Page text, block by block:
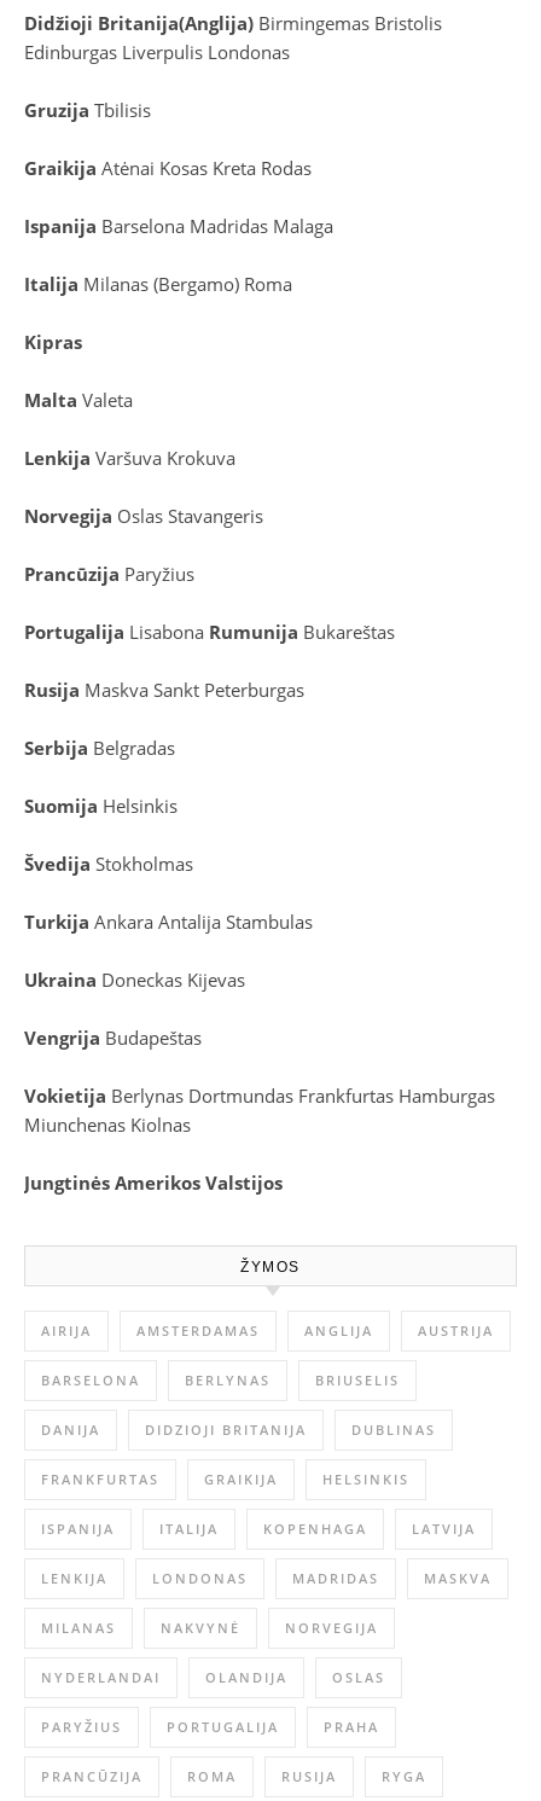
Didžioji Britanija(Anglija) Birmingemas Bristolis
Edinburgas Liverpulis Londonas
Gruzija Tbilisis
Graikija Atėnai Kosas Kreta Rodas
Ispanija Barselona Madridas Malaga
Italija Milanas (Bergamo) Roma
Kipras
Malta Valeta
Lenkija Varšuva Krokuva
Norvegija Oslas Stavangeris
Prancūzija Paryžius
Portugalija Lisabona Rumunija Bukareštas
Rusija Maskva Sankt Peterburgas
Serbija Belgradas
Suomija Helsinkis
Švedija Stokholmas
Turkija Ankara Antalija Stambulas
Ukraina Doneckas Kijevas
Vengrija Budapeštas
Vokietija Berlynas Dortmundas Frankfurtas Hamburgas
Miunchenas Kiolnas
Jungtinės Amerikos Valstijos
ŽYMOS
AIRIJA AMSTERDAMAS ANGLIJA AUSTRIJA
BARSELONA BERLYNAS BRIUSELIS
DANIJA DIDZIOJI BRITANIJA DUBLINAS
FRANKFURTAS GRAIKIJA HELSINKIS
ISPANIJA ITALIJA KOPENHAGA LATVIJA
LENKIJA LONDONAS MADRIDAS MASKVA
MILANAS NAKVYNĖ NORVEGIJA
NYDERLANDAI OLANDIJA OSLAS
PARYŽIUS PORTUGALIJA PRAHA
PRANCŪZIJA ROMA RUSIJA RYGA